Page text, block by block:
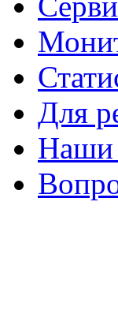
Для
Наши